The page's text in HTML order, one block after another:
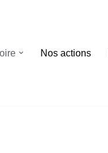
Nos actions